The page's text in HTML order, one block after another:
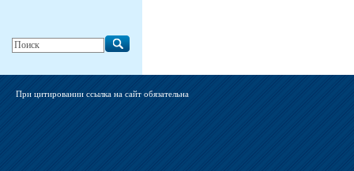
При цитировании ссылка на сайт обязательна